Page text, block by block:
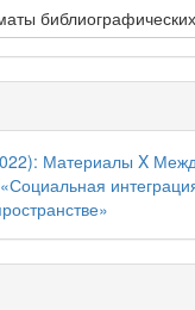
Материалы X